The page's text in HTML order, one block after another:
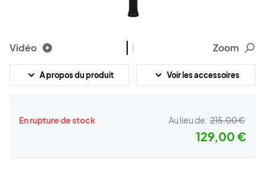
Vidéo Zoom
A propos du produit Voir les accessoires
En rupture de stock Au lieu de: 215,00 €
129,00 €